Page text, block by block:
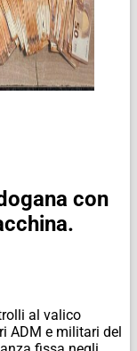
con
al valico
ADM e militari del